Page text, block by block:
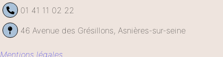
01 41 11 02 22
46 Avenue des Grésillons, Asnières-sur-seine
Mentions légales